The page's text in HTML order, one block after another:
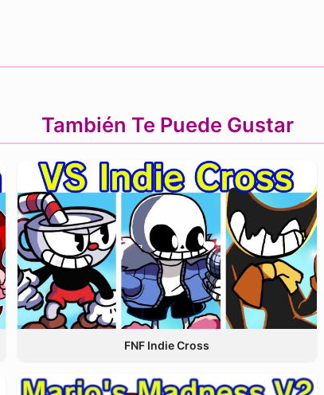
También Te Puede Gustar
FNF Indie Cross